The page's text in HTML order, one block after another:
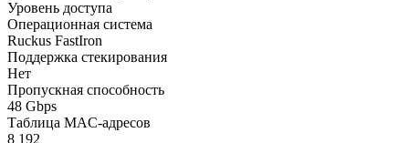
Уровень доступа
Операционная система
Ruckus FastIron
Поддержка стекирования
Нет
Пропускная способность
48 Gbps
Таблица MAC-адресов
8 192